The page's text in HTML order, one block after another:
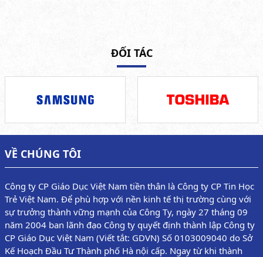
ĐỐI TÁC
VỀ CHÚNG TÔI
Công ty CP Giáo Dục Việt Nam tiền thân là Công ty CP Tin Học
Trẻ Việt Nam. Để phù hợp với nền kinh tế thị trường cùng với
sự trưởng thành vững mạnh của Công Ty, ngày 27 tháng 09
năm 2004 ban lãnh đạo Công ty quyết định thành lập Công ty
CP Giáo Dục Việt Nam (Viết tắt: GDVN) Số 0103009040 do Sở
Kế Hoạch Đầu Tư Thành phố Hà nội cấp. Ngay từ khi thành